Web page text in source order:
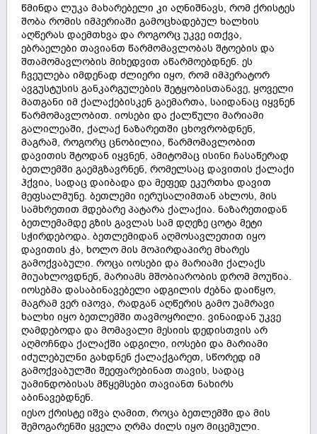
წმინდა ლუკა მახარებელი კი აღნიშნავს, რომ ქრისტეს
შობა რომის იმპერიაში გამოცხადებულ ხალხის
აღწერას დაემთხვა და როგორც უკვე ითქვა,
ებრაელები თავიანთ წარმომავლობას შტოების და
შთამომავლობის მიხედვით აწარმოებდნენ. ეს
ჩვეულება იმდენად ძლიერი იყო, რომ იმპერატორ
ავგუსტუსის განკარგულების შეტყობისთანავე, ყოველი
მათგანი იმ ქალაქებისკენ გაემართა, საიდანაც იყვნენ
წარმომავლობით. იოსები და ქალწული მარიამი
გალილეაში, ქალაქ ნაზარეთში ცხოვრობდნენ,
მაგრამ, როგორც ცნობილია, წარმომავლობით
დავითის შტოდან იყვნენ, ამიტომაც ისინი ჩასაწერად
ბეთლემში გაემგზავრნენ, რომელსაც დავითის ქალაქი
ჰქვია, სადაც დაიბადა და მეფედ ეკურთხა დავით
მეფსალმუნე. ბეთლემი იერუსალიმთან ახლოს, მის
სამხრეთით მდებარე პატარა ქალაქია. ნაზარეთიდან
ბეთლემამდე გზის გავლას სამ დღეზე ცოტა მეტი
სჭირდებოდა. ბეთლემიდან აღმოსავლეთით იყო
დავითის ჭა, ხოლო მის მოპირდაპირე მხარეს
გამოქვაბული. როცა იოსები და მარიამი ქალაქს
მიუახლოვდნენ, მარიამს მშობიარობის დრომ მოუწია.
იოსებმა დასაბინავებელი ადგილის ძებნა დაიწყო,
მაგრამ ვერ იპოვა, რადგან აღწერის გამო უამრავი
ხალხი იყო ბეთლემში თავმოყრილი. ვინაიდან უკვე
ღამდებოდა და მომავალი მესიის დედისთვის არ
აღმოჩნდა ქალაქში ადგილი, იოსები და მარიამი
იძულებულნი გახდნენ ქალაქგარეთ, სწორედ იმ
გამოქვაბულში შეეფარებინათ თავის, სადაც
უამინდობისას მწყემსები თავიანთ ნახირს
აბინავებდნენ.
იესო ქრისტე იშვა ღამით, როცა ბეთლემში და მის
შემოგარენში ყველა ღრმა ძილს იყო მიცემული.